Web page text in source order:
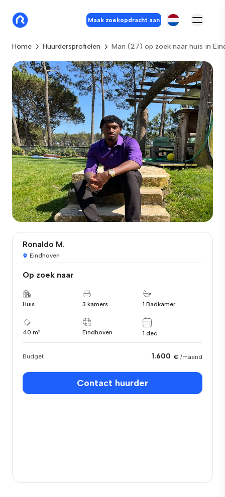
Maak zoekopdracht aan
Home Huurdersprofielen Man (27) op zoek naar huis in
Ronaldo M.
Eindhoven
Op zoek naar
Huis 3 kamers 1 Badkamer
40 m² Eindhoven 1 dec
Budget 1.600 € /maand
Contact huurder